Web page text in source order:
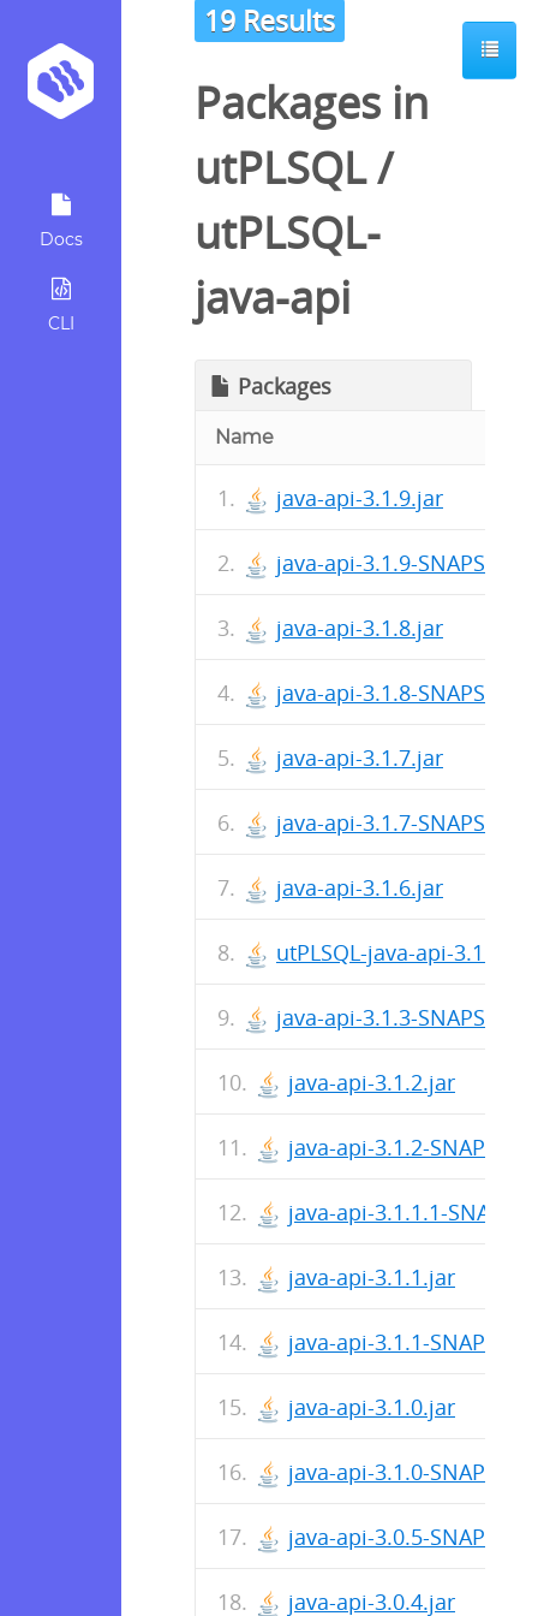
Docs
CLI
19 Results
Packages in
utPLSQL/
utPLSQL-
java-api
Packages
Name
java-api-3.1.9.jar
java-api-3.1.9-
java-api-3.1.8.jar
java-api-3.1.8-
java-api-3.1.7.jar
java-api-3.1.7-
java-api-3.1.6.jar
utPLSQL-java-api-3.1.3-
java-api-3.1.3-
java-api-3.1.2.jar
java-api-3.1.2-
java-api-3.1.1.1-
java-api-3.1.1.jar
java-api-3.1.1-
java-api-3.1.0.jar
java-api-3.1.0-
java-api-3.0.5-
java-api-3.0.4.jar